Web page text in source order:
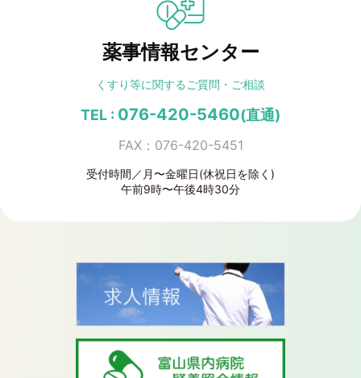
薬事情報センター
くすり等に関する ご質問・ご相談
TEL : 076-420-5460(直通)
FAX：076-420-5451
受付時間／月〜金曜日(休祝日を除く)
午前9時〜午後4時30分